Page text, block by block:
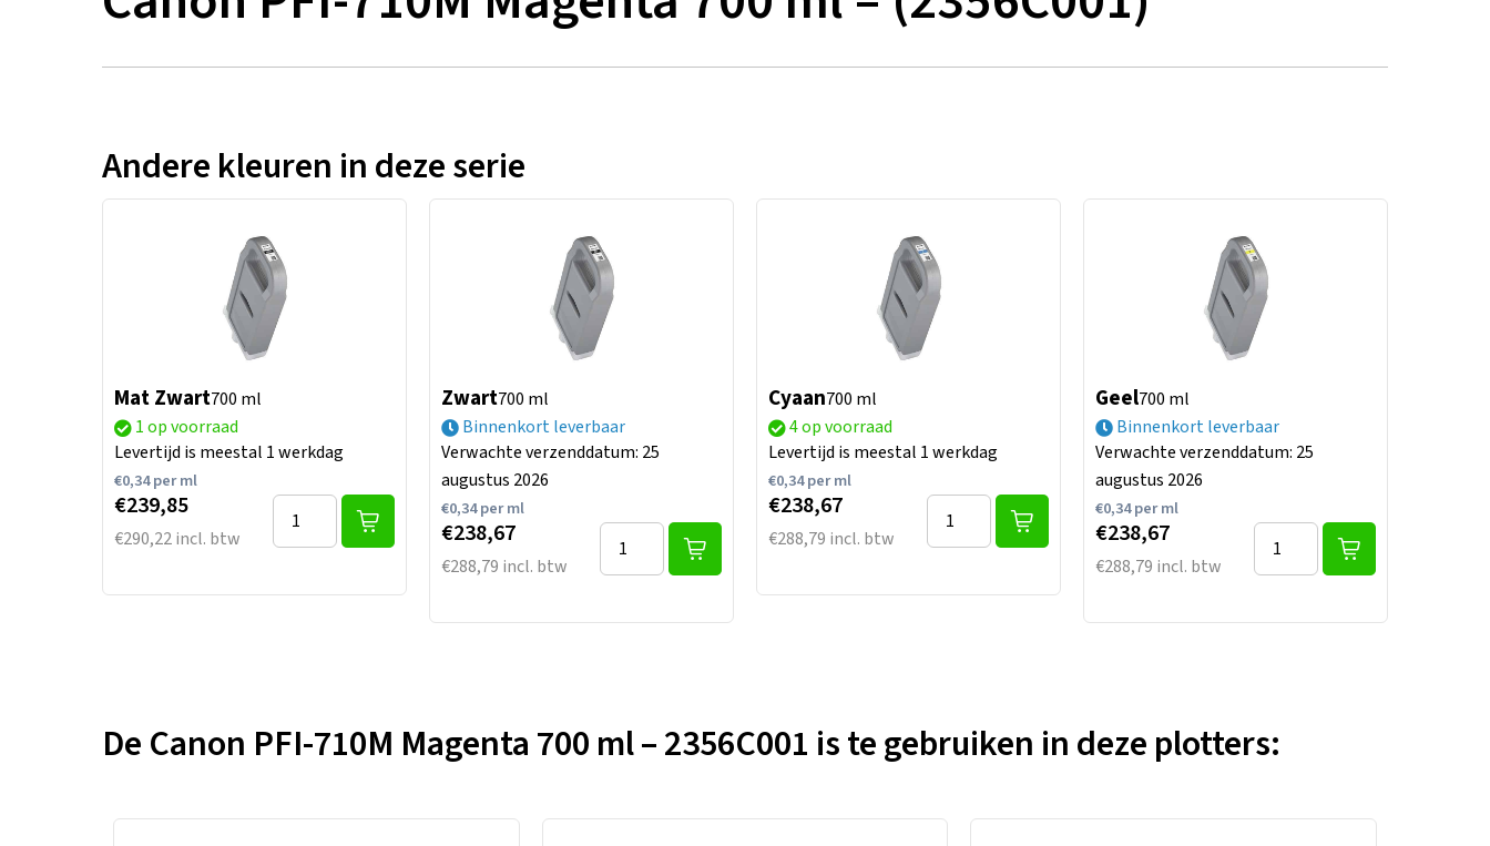
Andere kleuren in deze serie
Mat Zwart700 ml
1 op voorraad
Levertijd is meestal 1 werkdag
€0,34per ml
€239,85
€290,22 incl. btw
Zwart700 ml
Binnenkort leverbaar
Verwachte verzenddatum: 25
augustus 2026
€0,34per ml
€238,67
€288,79 incl. btw
Cyaan700 ml
4 op voorraad
Levertijd is meestal 1 werkdag
€0,34per ml
€238,67
€288,79 incl. btw
Geel700 ml
Binnenkort leverbaar
Verwachte verzenddatum: 25
augustus 2026
€0,34per ml
€238,67
€288,79 incl. btw
De Canon PFI-710M Magenta 700 ml – 2356C001 is te gebruiken in deze plotters: